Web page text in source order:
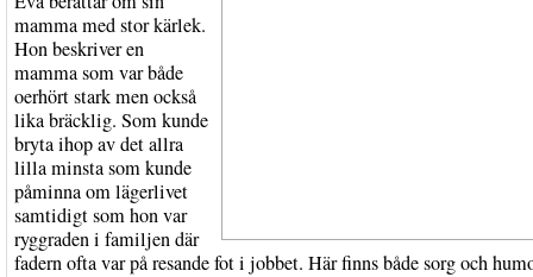
mamma med stor kärlek.
Hon beskriver en
mamma som var både
oerhört stark men också
lika bräcklig. Som kunde
bryta ihop av det allra
lilla minsta som kunde
påminna om lägerlivet
samtidigt som hon var
ryggraden i familjen där
fadern ofta var på resande fot i jobbet. Här finns både sorg och